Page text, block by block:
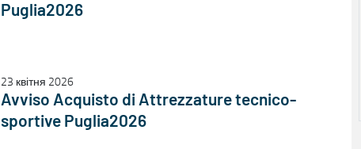
Puglia2026
23 квітня 2026
Avviso Acquisto di Attrezzature tecnico-
sportive Puglia2026